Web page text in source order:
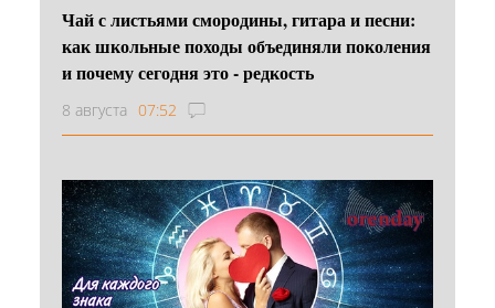
Чай с листьями смородины, гитара и песни:
как школьные походы объединяли поколения
и почему сегодня это - редкость
8 августа 07:52